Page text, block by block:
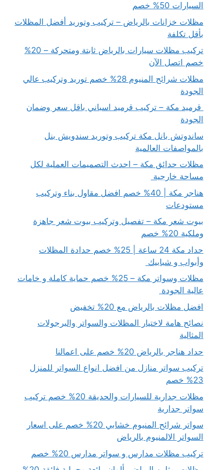
السيارات 50% خصم
مظلات خزانات بالرياض – تركيب وتوريد أفضل المظلات
بأقل تكلفة
تركيب مظلات سيارات بالرياض ثابتة ومتحركة – 20%
خصم اتصل الآن
مظلات شرائح المنيوم 28% خصم توريد وتركيب عالي
الجودة
قرميد مكة – تركيب قرميد اسباني باقل سعر وضمان
الجودة
ساندوتش بانل مكة تركيب وتوريد سندويش بنل
بالمواصفات العالمية
مظلات حدائق مكة – احدث التصميمات العملية لكل
مساحة خارجية
هناجر مكة | 40% خصم افضل مقاول بناء وتركيب
مستودعات
بيوت شعر مكة – تفصيل وتركيب بيوت شعر جاهزة
وملكية 20% خصم
حداد مكة 24 ساعة | 25% خصم حدادة المظلات
وأبواب و شبابيك
مظلات وسواتر مكة – 25% خصم حماية كاملة و خامات
عالية الجودة
افضل مظلات بالرياض مع 20% تخفيض
نصائح هامة لاختيار المظلات والسواتر والبرجولات
المثالية
حداد هناجر بالرياض 20% خصم على اعمالنا
تركيب سواتر منازل من افضل انواع السواتر للمنزل
23% خصم
مظلات جدارية للسيارات والحديقة 20% خصم تركيب
سواتر جدارية
سواتر شرائح المنيوم خشابي 20% خصم على اسعار
السواتر الالمنيوم بالرياض
تركيب مظلات مدارس و سواتر مدارس 20% خصم